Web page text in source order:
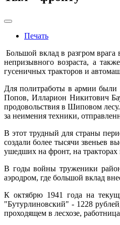
Печать
Большой вклад в разгром
непризывного возраста, а
гусеничных тракторов и
Для политработы в армии
Попов, Илларион Никитович
продовольствия в Шиповом
за неимения техники,
В этот трудный для страны
создали более тысячи звеньев
ушедших на фронт, на
В годы войны труженики
аэродром, где большой вклад
К октябрю 1941 года на
"Бутурлиновский" - 1228
проходящем в лесхозе,